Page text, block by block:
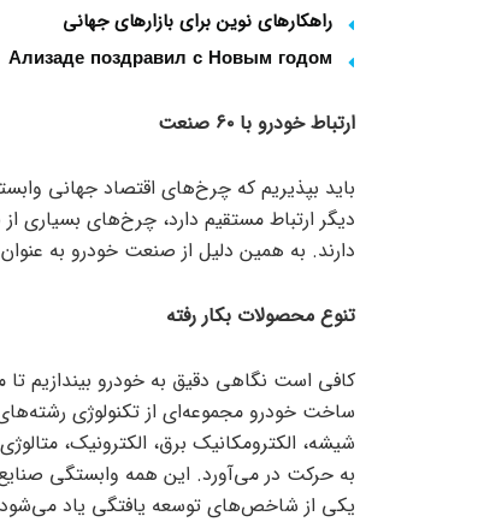
راهکارهای نوین برای بازارهای جهانی
Ализаде поздравил с Новым годом
ارتباط خودرو با ۶۰ صنعت
دیگر ارتباط مستقیم دارد، چرخ‌های بسیاری
دارند. به همین دلیل از صنعت خودرو به عنوان
تنوع محصولات بکار رفته
کافی است نگاهی دقیق به خودرو بیندازیم
ساخت خودرو مجموعه‌ای از تکنولوژی
شیشه، الکترومکانیک برق، الکترونیک،
به حرکت در می‌آورد. این همه وابستگی
یکی از شاخص‌های توسعه یافتگی یاد می‌شود.